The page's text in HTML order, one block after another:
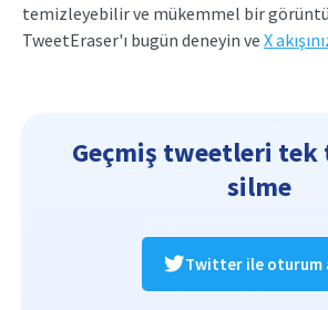
temizleyebilir ve mükemmel bir
TweetEraser'ı bugün deneyin ve X
Geçmiş tweetleri tek
silme
Twitter ile oturum